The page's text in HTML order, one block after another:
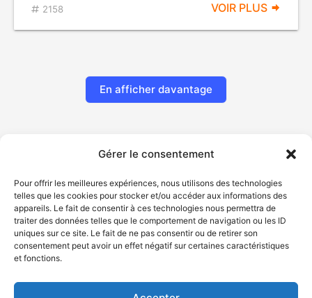
Gérer le consentement
Pour offrir les meilleures expériences, nous utilisons des technologies
telles que les cookies pour stocker et/ou accéder aux informations des
appareils. Le fait de consentir à ces technologies nous permettra de
traiter des données telles que le comportement de navigation ou les ID
uniques sur ce site. Le fait de ne pas consentir ou de retirer son
consentement peut avoir un effet négatif sur certaines caractéristiques
et fonctions.
2158 VOIR PLUS
En afficher davantage
© Gouvernement du Québec, 2026
Plan du site